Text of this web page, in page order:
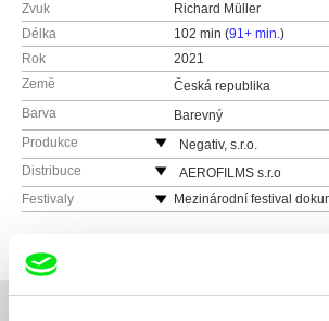
Zvuk
Richard Müller
Délka
102 min (91+ min.)
Rok
2021
Země
Česká republika
Barva
Barevný
Produkce
Negativ, s.r.o.
Ostrovní 30
110 00 Praha
Distribuce
AEROFILMS s.r.o
Jirečkova 1008/8
tel: +420 224 947 566
Festivaly
Mezinárodní festival